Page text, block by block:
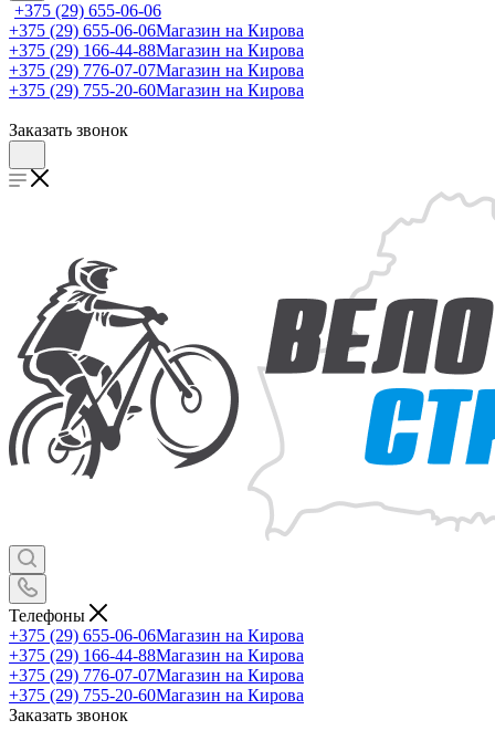
+375 (29) 655-06-06
+375 (29) 655-06-06Магазин на Кирова
+375 (29) 166-44-88Магазин на Кирова
+375 (29) 776-07-07Магазин на Кирова
+375 (29) 755-20-60Магазин на Кирова
Заказать звонок
Телефоны
+375 (29) 655-06-06Магазин на Кирова
+375 (29) 166-44-88Магазин на Кирова
+375 (29) 776-07-07Магазин на Кирова
+375 (29) 755-20-60Магазин на Кирова
Заказать звонок